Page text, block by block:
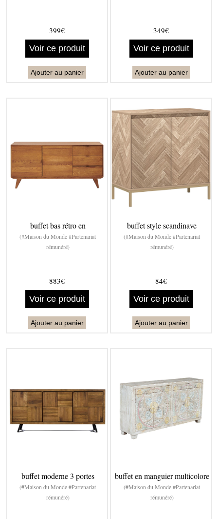
399€
Voir ce produit
Ajouter au panier
349€
Voir ce produit
Ajouter au panier
buffet bas rétro en
(#Maison du Monde #Partenariat
rémunéré)
883€
Voir ce produit
Ajouter au panier
buffet style scandinave
(#Maison du Monde #Partenariat
rémunéré)
84€
Voir ce produit
Ajouter au panier
buffet moderne 3 portes
(#Maison du Monde #Partenariat
rémunéré)
buffet en manguier multicolore
(#Maison du Monde #Partenariat
rémunéré)